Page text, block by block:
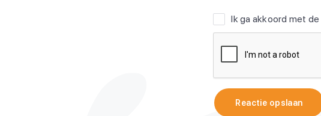
Ik ga akkoord met de
Reactie opslaan